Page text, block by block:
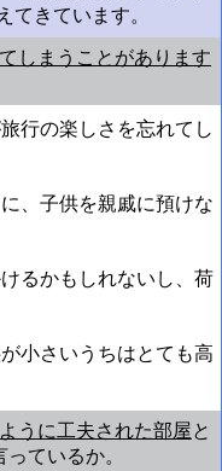
てきています。
しまうことがあります
行の楽しさを忘れてし
、子供を親戚に預けな
るかもしれないし、荷
小さいうちはとても高
うに工夫された部屋と
ているか。